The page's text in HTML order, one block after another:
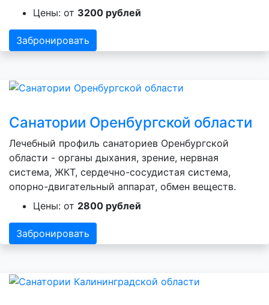
Цены: от 3200 рублей
Забронировать
Санатории Оренбургской области
Лечебный профиль санаториев Оренбургской
области - органы дыхания, зрение, нервная
система, ЖКТ, сердечно-сосудистая система,
опорно-двигательный аппарат, обмен веществ.
Цены: от 2800 рублей
Забронировать